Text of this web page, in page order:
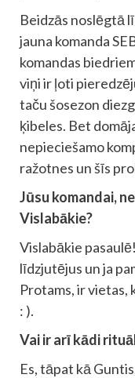
Beidzās noslēgtā
jauna komanda
komandas
viņi ir ļoti
taču šosezon
ķibeles. Bet
nepieciešamo
ražotnes un šīs
Jūsu komandai,
Vislabākie?
Vislabākie
līdzjutējus un ja
Protams, ir vietas,
: ).
Vai ir arī kādi
Es, tāpat kā